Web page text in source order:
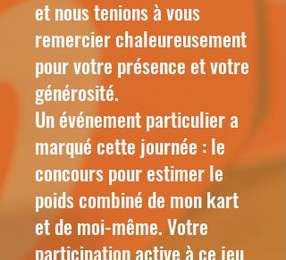
et nous tenions à vous
remercier chaleureusement
pour votre présence et votre
générosité.
Un événement particulier a
marqué cette journée : le
concours pour estimer le
poids combiné de mon kart
et de moi-même. Votre
participation active à ce jeu